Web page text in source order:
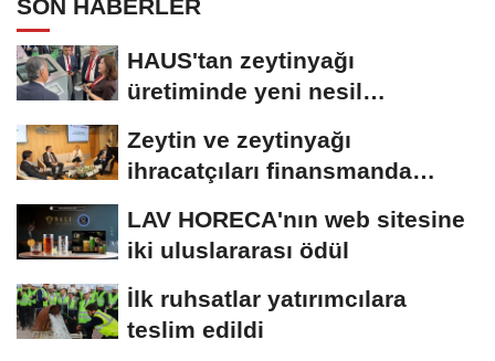
SON HABERLER
HAUS'tan zeytinyağı
üretiminde yeni nesil
Zeytin ve zeytinyağı
ihracatçıları finansmanda
LAV HORECA'nın web sitesine
iki uluslararası ödül
İlk ruhsatlar yatırımcılara
teslim edildi